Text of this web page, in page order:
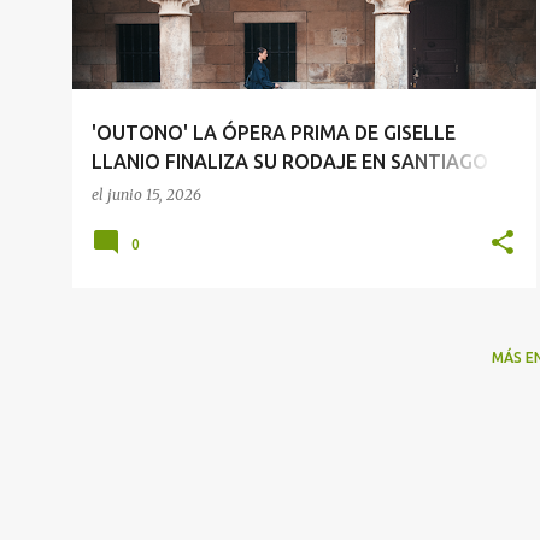
a
d
'OUTONO' LA ÓPERA PRIMA DE GISELLE
LLANIO FINALIZA SU RODAJE EN SANTIAGO DE
COMPOSTELA
el junio 15, 2026
0
MÁS